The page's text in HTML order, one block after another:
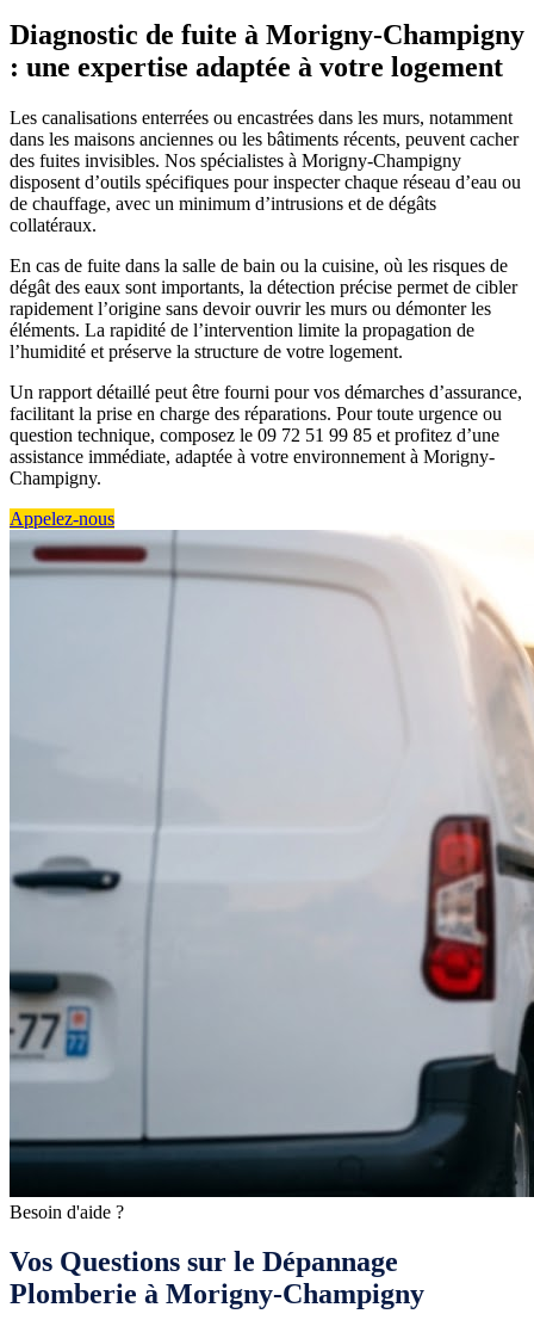
Diagnostic de fuite à Morigny-Champigny
: une expertise adaptée à votre logement
Les canalisations enterrées ou encastrées dans les murs, notamment
dans les maisons anciennes ou les bâtiments récents, peuvent cacher
des fuites invisibles. Nos spécialistes à Morigny-Champigny
disposent d’outils spécifiques pour inspecter chaque réseau d’eau ou
de chauffage, avec un minimum d’intrusions et de dégâts
collatéraux.
En cas de fuite dans la salle de bain ou la cuisine, où les risques de
dégât des eaux sont importants, la détection précise permet de cibler
rapidement l’origine sans devoir ouvrir les murs ou démonter les
éléments. La rapidité de l’intervention limite la propagation de
l’humidité et préserve la structure de votre logement.
Un rapport détaillé peut être fourni pour vos démarches d’assurance,
facilitant la prise en charge des réparations. Pour toute urgence ou
question technique, composez le 09 72 51 99 85 et profitez d’une
assistance immédiate, adaptée à votre environnement à Morigny-
Champigny.
Appelez-nous
Besoin d'aide ?
Vos Questions sur le Dépannage
Plomberie à Morigny-Champigny